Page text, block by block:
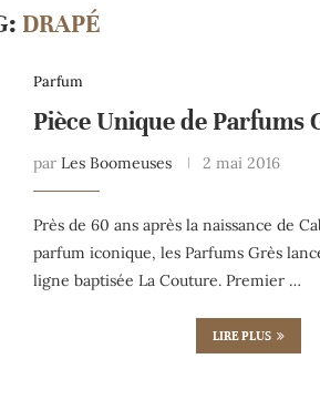
DRAPÉ
Parfum
Pièce Unique de Parfums
par Les Boomeuses 2 mai 2016
Près de 60 ans après la naissance de
parfum iconique, les Parfums Grès
ligne baptisée La Couture. Premier …
LIRE PLUS